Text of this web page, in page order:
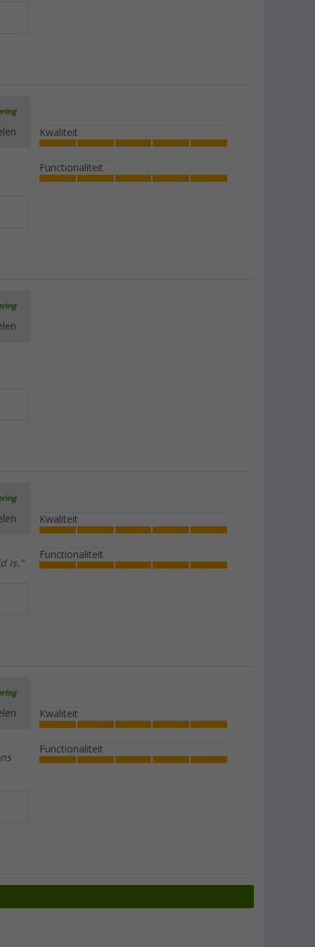
Voertuig reiniger
€ 8,99Adviesprijs€ 10,99
naaien
vanaf€ 3,99Adviesprijs€ 5,99
Berger reparatie rubber koord voor
Kwaliteit
Functionaliteit
is."
Kwaliteit
Functionaliteit
Kwaliteit
Functionaliteit